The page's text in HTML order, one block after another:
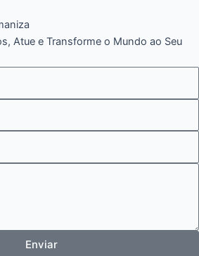
Atue e Transforme o Mundo ao Seu
Enviar